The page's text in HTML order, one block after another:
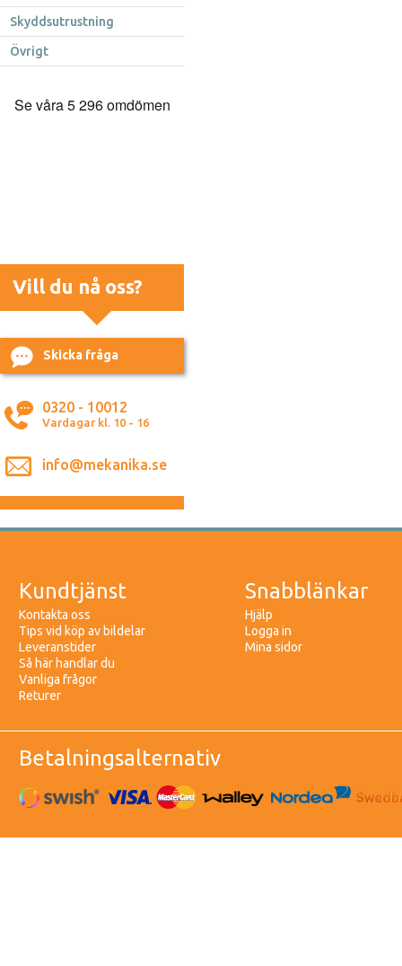
Skyddsutrustning
Övrigt
Vill du nå oss?
Skicka fråga
0320 - 10012
Vardagar kl. 10 - 16
info@mekanika.se
Kundtjänst
Kontakta oss
Tips vid köp av bildelar
Leveranstider
Så här handlar du
Vanliga frågor
Returer
Snabblänkar
Hjälp
Logga in
Mina sidor
Betalningsalternativ